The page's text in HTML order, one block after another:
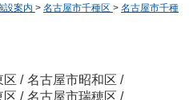
設案内 > 名古屋市千種区 > 名古屋市千種
区 / 名古屋市昭和区 /
区 / 名古屋市瑞穂区 /